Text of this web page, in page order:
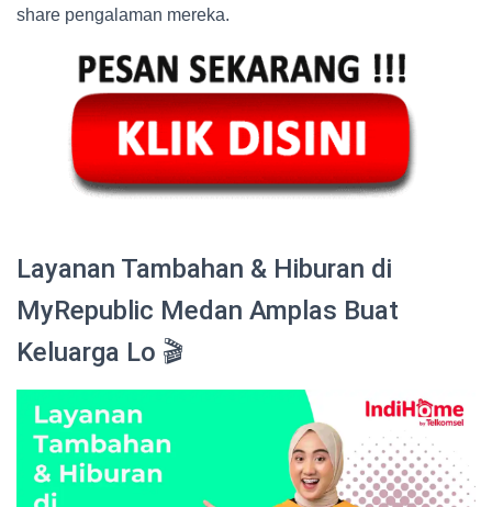
share pengalaman mereka.
Layanan Tambahan & Hiburan di
MyRepublic Medan Amplas Buat
Keluarga Lo 🎬